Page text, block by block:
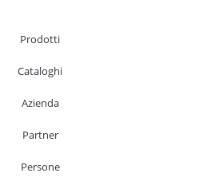
Prodotti
Cataloghi
Azienda
Partner
Persone